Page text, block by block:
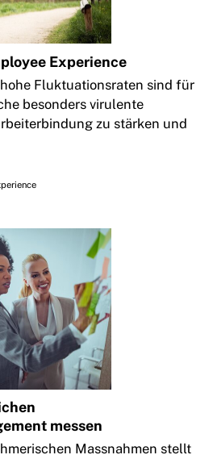
Experience
Fluktuationsraten sind für
besonders virulente
zu stärken und
messen
Massnahmen stellt